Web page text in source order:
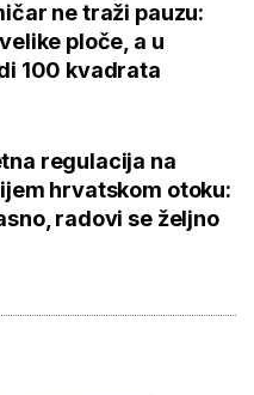
ne traži pauzu:
ploče, a u
100 kvadrata
regulacija na
hrvatskom otoku:
radovi se željno